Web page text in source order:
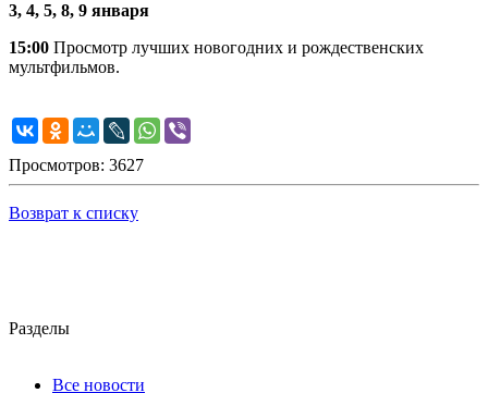
3, 4, 5, 8, 9 января
15:00 Просмотр лучших новогодних и рождественских
мультфильмов.
Просмотров: 3627
Возврат к списку
Разделы
Все новости